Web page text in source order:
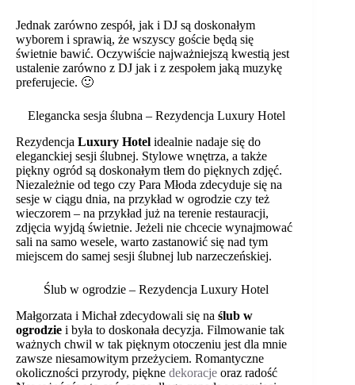
Jednak zarówno zespół, jak i DJ są doskonałym
wyborem i sprawią, że wszyscy goście będą się
świetnie bawić. Oczywiście najważniejszą kwestią jest
ustalenie zarówno z DJ jak i z zespołem jaką muzykę
preferujecie. 🙂
Elegancka sesja ślubna – Rezydencja Luxury Hotel
Rezydencja Luxury Hotel idealnie nadaje się do
eleganckiej sesji ślubnej. Stylowe wnętrza, a także
piękny ogród są doskonałym tłem do pięknych zdjęć.
Niezależnie od tego czy Para Młoda zdecyduje się na
sesje w ciągu dnia, na przykład w ogrodzie czy też
wieczorem – na przykład już na terenie restauracji,
zdjęcia wyjdą świetnie. Jeżeli nie chcecie wynajmować
sali na samo wesele, warto zastanowić się nad tym
miejscem do samej sesji ślubnej lub narzeczeńskiej.
Ślub w ogrodzie – Rezydencja Luxury Hotel
Małgorzata i Michał zdecydowali się na ślub w
ogrodzie i była to doskonała decyzja. Filmowanie tak
ważnych chwil w tak pięknym otoczeniu jest dla mnie
zawsze niesamowitym przeżyciem. Romantyczne
okoliczności przyrody, piękne dekoracje oraz radość